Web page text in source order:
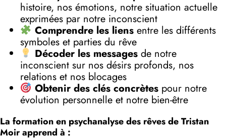
histoire, nos émotions, notre situation actuelle
exprimées par notre inconscient
Comprendre les liensentre les différents
symboles et parties du rêve
Décoder les messagesde notre
inconscient sur nos désirs profonds, nos
relations et nos blocages
Obtenir des clés concrètespour notre
évolution personnelle et notre bien-être
La formation en psychanalyse des rêves de Tristan
Moir apprend à :